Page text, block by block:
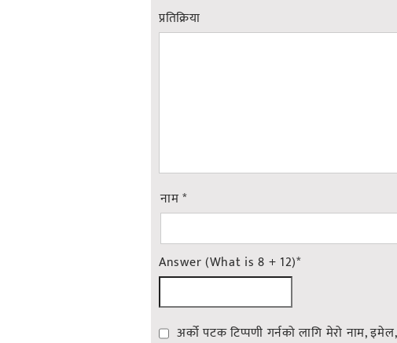
प्रतिक्रिया
नाम*
Answer (What is 8 + 12)*
अर्को पटक टिप्पणी गर्नको लागि मेरो नाम,